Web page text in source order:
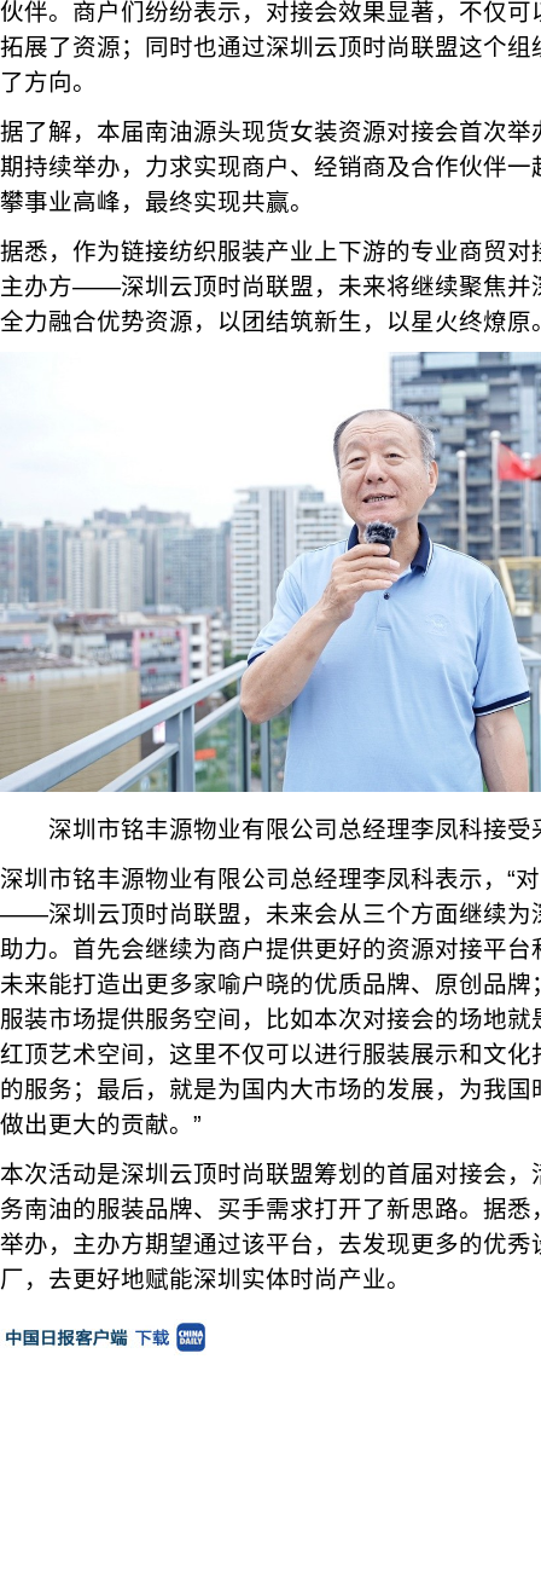
伙伴。商户们纷纷表示，对接会效果显著，不仅
拓展了资源；同时也通过深圳云顶时尚联盟这个
了方向。
据了解，本届南油源头现货女装资源对接会首次
期持续举办，力求实现商户、经销商及合作伙伴
攀事业高峰，最终实现共赢。
据悉，作为链接纺织服装产业上下游的专业商贸
主办方——深圳云顶时尚联盟，未来将继续聚焦并
全力融合优势资源，以团结筑新生，以星火终燎原
深圳市铭丰源物业有限公司总经理李凤科接受
深圳市铭丰源物业有限公司总经理李凤科表示，“
——深圳云顶时尚联盟，未来会从三个方面继续为
助力。首先会继续为商户提供更好的资源对接平
未来能打造出更多家喻户晓的优质品牌、原创品
服装市场提供服务空间，比如本次对接会的场地
红顶艺术空间，这里不仅可以进行服装展示和文
的服务；最后，就是为国内大市场的发展，为我
做出更大的贡献。”
本次活动是深圳云顶时尚联盟筹划的首届对接会
务南油的服装品牌、买手需求打开了新思路。据
举办，主办方期望通过该平台，去发现更多的优
厂，去更好地赋能深圳实体时尚产业。